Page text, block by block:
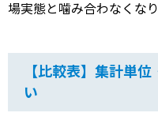
場実態と噛み合わなくなり
【比較表】集計単
い